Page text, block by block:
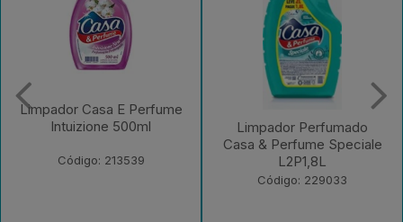
Limpador Perfumado
L2P1,8L
Casa & Perfume
Sensazione L2P1,8L
Código: 229032